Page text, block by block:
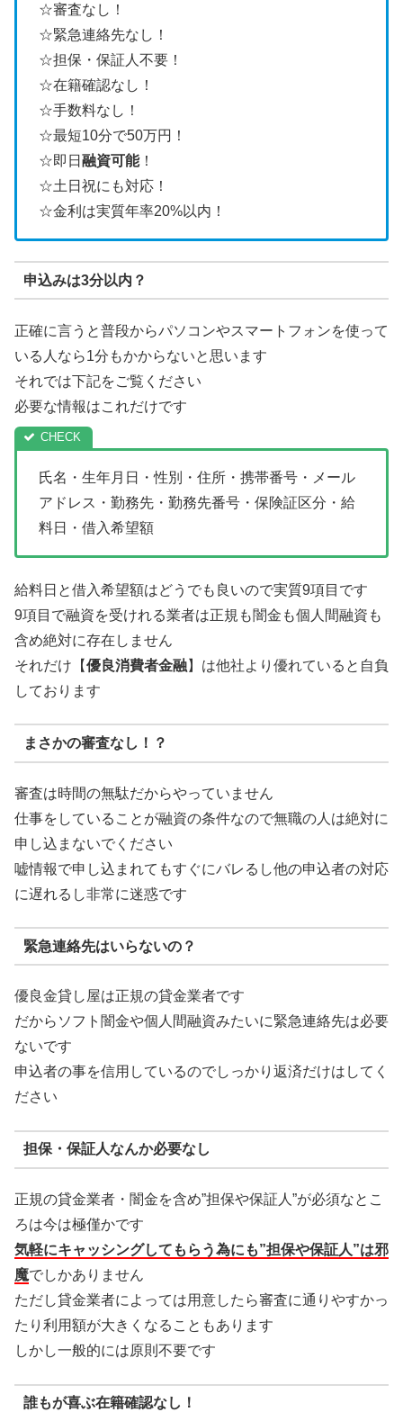
☆審査なし！
☆緊急連絡先なし！
☆担保・保証人不要！
☆在籍確認なし！
☆手数料なし！
☆最短10分で50万円！
☆即日 融資可能！
☆土日祝にも対応！
☆金利は実質年率20%以内！
申込みは3分以内？
正確に言うと普段からパソコンやスマートフォンを使って
いる人なら1分もかからないと思います
それでは下記をご覧ください
必要な情報はこれだけです
氏名・生年月日・性別・住所・携帯番号・メール
アドレス・勤務先・勤務先番号・保険証区分・給
料日・借入希望額
給料日と借入希望額はどうでも良いので実質9項目です
9項目で融資を受けれる業者は正規も闇金も個人間融資も
含め絶対に存在しません
それだけ【優良消費者金融】は他社より優れていると自負
しております
まさかの審査なし！？
審査は時間の無駄だからやっていません
仕事をしていることが融資の条件なので無職の人は絶対に
申し込まないでください
嘘情報で申し込まれてもすぐにバレるし他の申込者の対応
に遅れるし非常に迷惑です
緊急連絡先はいらないの？
優良金貸し屋は正規の貸金業者です
だからソフト闇金や個人間融資みたいに緊急連絡先は必要
ないです
申込者の事を信用しているのでしっかり返済だけはしてく
ださい
担保・保証人なんか必要なし
正規の貸金業者・闇金を含め”担保や保証人”が必須なとこ
ろは今は極僅かです
気軽にキャッシングしてもらう為にも”担保や保証人”は邪
魔でしかありません
ただし貸金業者によっては用意したら審査に通りやすかっ
たり利用額が大きくなることもあります
しかし一般的には原則不要です
誰もが喜ぶ在籍確認なし！